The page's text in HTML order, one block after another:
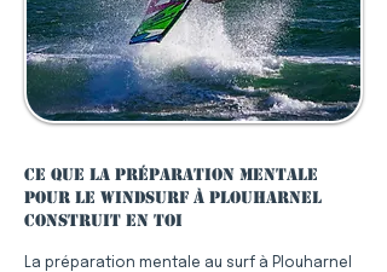
Ce que la préparation mentale
pour le windsurf à Plouharnel
construit en toi
La préparation mentale au surf à Plouharnel